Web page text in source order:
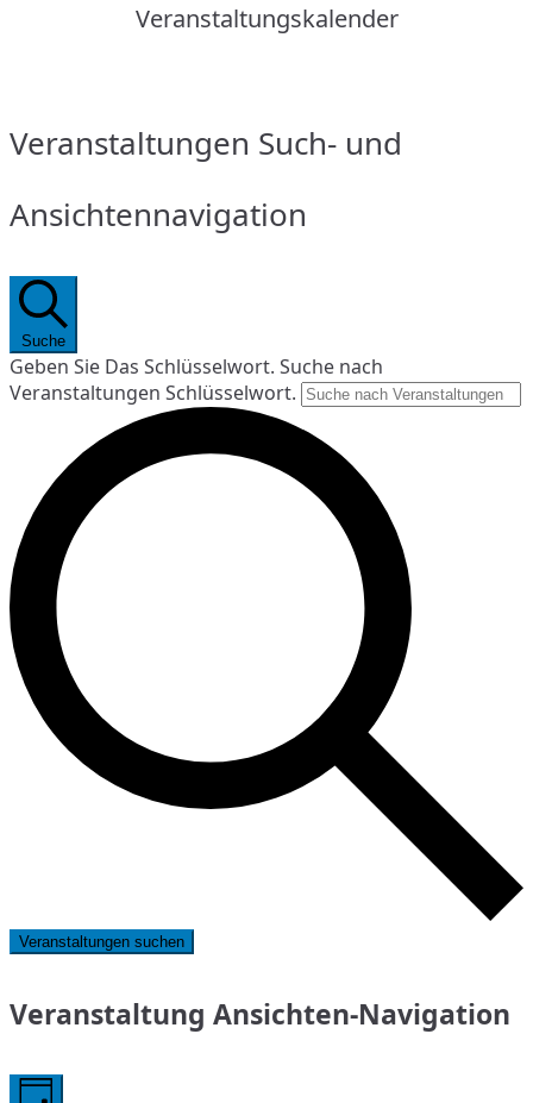
Veranstaltungskalender
Veranstaltungen Such- und
Ansichtennavigation
Suche
Geben Sie Das Schlüsselwort. Suche nach
Veranstaltungen Schlüsselwort.
Veranstaltungen suchen
Veranstaltung Ansichten-Navigation